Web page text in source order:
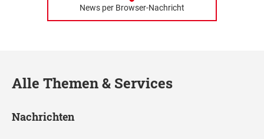
News per Browser-Nachricht
Alle Themen & Services
Nachrichten